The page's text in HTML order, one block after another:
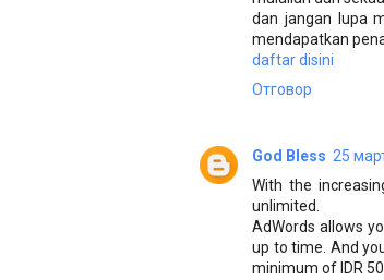
dan jangan lupa
mendapatkan
daftar disini
Отговор
God Bless 25
With the
unlimited.
AdWords allows
up to time. And
minimum of IDR